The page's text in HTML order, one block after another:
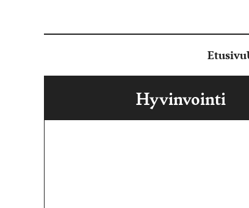
Etusivu
Hyvinvointi